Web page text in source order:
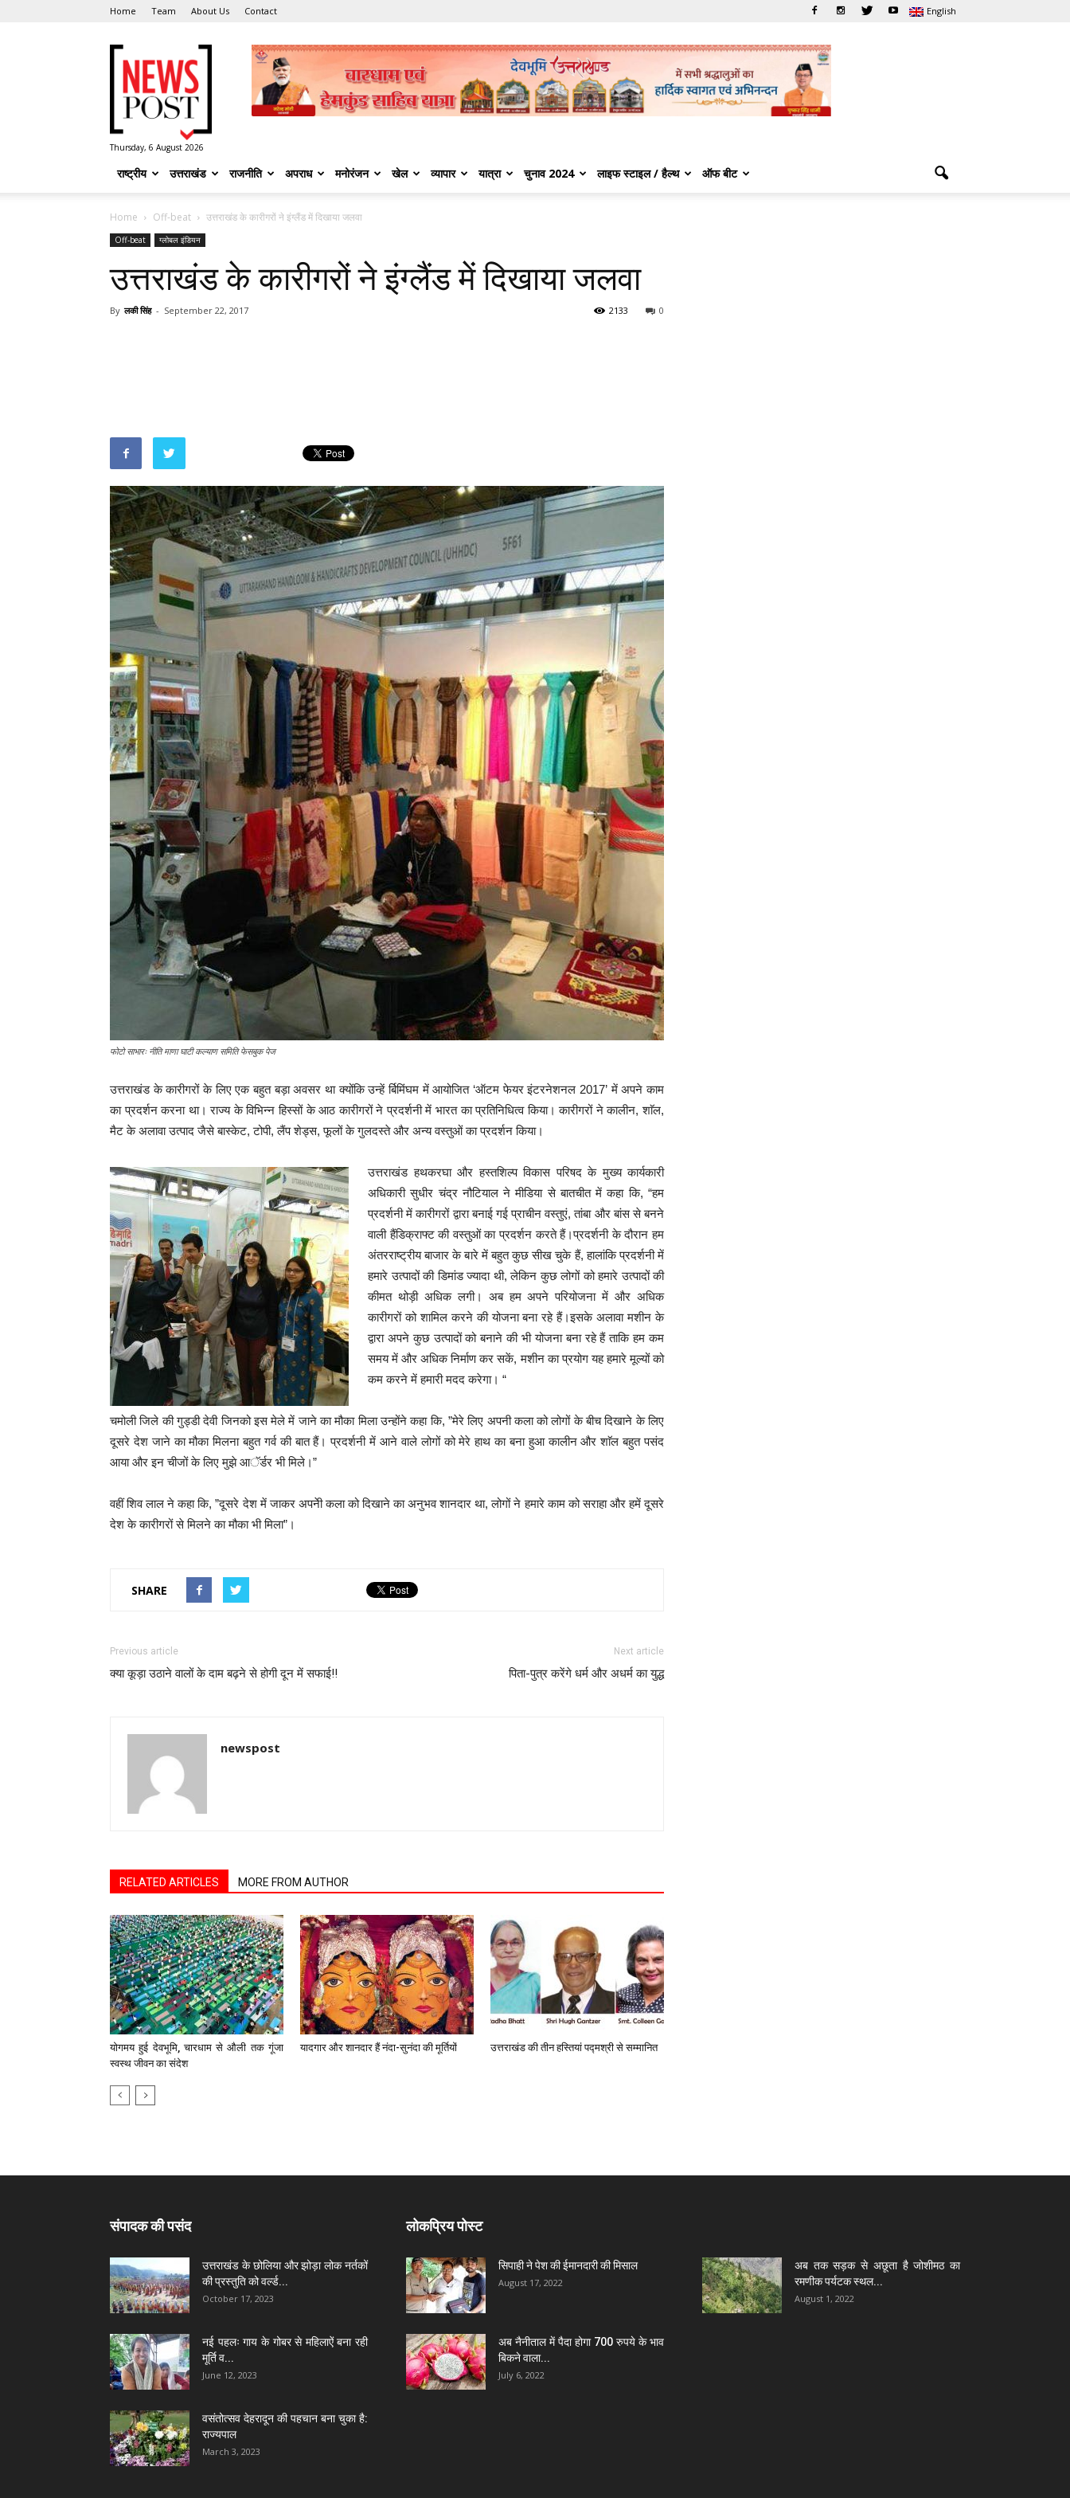
Home Team About Us Contact English
Post
Thursday, 6 August 2026
राष्ट्रीय उत्तराखंड राजनीति अपराध मनोरंजन खेल व्यापार यात्रा चुनाव 2024 लाइफ स्टाइल / हैल्थ ऑफ बीट
Home Off-beat उत्तराखंड के कारीगरों ने इंग्लैंड में दिखाया जलवा
Off-beat ग्लोबल इंडियन
उत्तराखंड के कारीगरों ने इंग्लैंड में दिखाया जलवा
By लकी सिंह - September 22, 2017 0
2133
फोटो साभारः नीति माणा घाटी कल्याण समिति फेसबुक पेज
उत्तराखंड के कारीगरों के लिए एक बहुत बड़ा अवसर था क्योंकि उन्हें र्बिमिंघम में आयोजित ‘ऑटम फेयर इंटरनेशनल 2017’ में अपने काम
का प्रदर्शन करना था। राज्य के विभिन्न हिस्सों के आठ कारीगरों ने प्रदर्शनी में भारत का प्रतिनिधित्व किया। कारीगरों ने कालीन, शाॅल,
मैट के अलावा उत्पाद जैसे बास्केट, टोपी, लैंप शेड्स, फूलों के गुलदस्ते और अन्य वस्तुओं का प्रदर्शन किया।
उत्तराखंड हथकरघा और हस्तशिल्प विकास परिषद के मुख्य कार्यकारी
अधिकारी सुधीर चंद्र नौटियाल ने मीडिया से बातचीत में कहा कि, “हम
प्रदर्शनी में कारीगरों द्वारा बनाई गई प्राचीन वस्तुएं, तांबा और बांस से बनने
वाली हैंडिक्राफ्ट की वस्तुओं का प्रदर्शन करते हैं।प्रदर्शनी के दौरान हम
अंतरराष्ट्रीय बाजार के बारे में बहुत कुछ सीख चुके हैं, हालांकि प्रदर्शनी में
हमारे उत्पादों की डिमांड ज्यादा थी, लेकिन कुछ लोगों को हमारे उत्पादों की
कीमत थोड़ी अधिक लगी। अब हम अपने परियोजना में और अधिक
कारीगरों को शामिल करने की योजना बना रहे हैं।इसके अलावा मशीन के
द्वारा अपने कुछ उत्पादों को बनाने की भी योजना बना रहे हैं ताकि हम कम
समय में और अधिक निर्माण कर सकें, मशीन का प्रयोग यह हमारे मूल्यों को
कम करने में हमारी मदद करेगा। “
चमोली जिले की गुड्डी देवी जिनको इस मेले में जाने का मौका मिला उन्होंने कहा कि, ”मेरे लिए अपनी कला को लोगों के बीच दिखाने के लिए
दूसरे देश जाने का मौका मिलना बहुत गर्व की बात हैं। प्रदर्शनी में आने वाले लोगों को मेरे हाथ का बना हुआ कालीन और शाॅल बहुत पसंद
आया और इन चीजों के लिए मुझे आॅर्डर भी मिले।”
वहीं शिव लाल ने कहा कि, ”दूसरे देश में जाकर अपनेी कला को दिखाने का अनुभव शानदार था, लोगों ने हमारे काम को सराहा और हमें दूसरे
देश के कारीगरों से मिलने का मौका भी मिला”।
SHARE
Previous article
क्या कूड़ा उठाने वालों के दाम बढ़ने से होगी दून में सफाई!!
Next article
पिता-पुत्र करेंगे धर्म और अधर्म का युद्ध
newspost
RELATED ARTICLES MORE FROM AUTHOR
योगमय हुई देवभूमि, चारधाम से औली तक गूंजा
स्वस्थ जीवन का संदेश
यादगार और शानदार हैं नंदा-सुनंदा की मूर्तियों उत्तराखंड की तीन हस्तियां पद्मश्री से सम्मानित
संपादक की पसंद
उत्तराखंड के छोलिया और झोड़ा लोक नर्तकों
की प्रस्तुति को वर्ल्ड...
October 17, 2023
नई पहलः गाय के गोबर से महिलाऐं बना रही
मूर्ति व...
June 12, 2023
वसंतोत्सव देहरादून की पहचान बना चुका है:
राज्यपाल
March 3, 2023
लोकप्रिय पोस्ट
सिपाही ने पेश की ईमानदारी की मिसाल
August 17, 2022
अब तक सड़क से अछूता है जोशीमठ का
रमणीक पर्यटक स्थल...
August 1, 2022
अब नैनीताल में पैदा होगा 700 रुपये के भाव
बिकने वाला...
July 6, 2022